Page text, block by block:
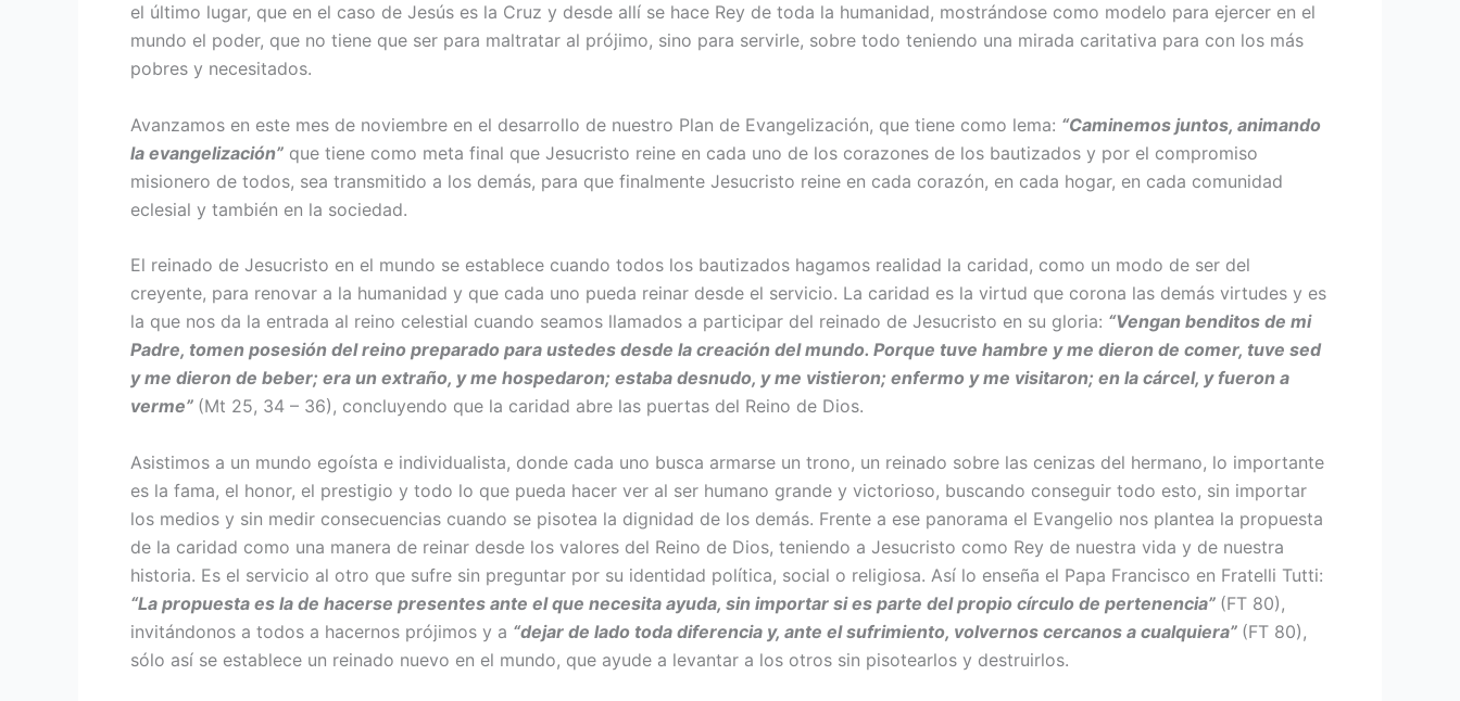
el último lugar, que en el caso de Jesús es la Cruz y desde allí se hace Rey de toda la humanidad, mostrándose como modelo para ejercer en el
mundo el poder, que no tiene que ser para maltratar al prójimo, sino para servirle, sobre todo teniendo una mirada caritativa para con los más
pobres y necesitados.
Avanzamos en este mes de noviembre en el desarrollo de nuestro Plan de Evangelización, que tiene como lema: “Caminemos juntos, animando
la evangelización” que tiene como meta final que Jesucristo reine en cada uno de los corazones de los bautizados y por el compromiso
misionero de todos, sea transmitido a los demás, para que finalmente Jesucristo reine en cada corazón, en cada hogar, en cada comunidad
eclesial y también en la sociedad.
El reinado de Jesucristo en el mundo se establece cuando todos los bautizados hagamos realidad la caridad, como un modo de ser del
creyente, para renovar a la humanidad y que cada uno pueda reinar desde el servicio. La caridad es la virtud que corona las demás virtudes y es
la que nos da la entrada al reino celestial cuando seamos llamados a participar del reinado de Jesucristo en su gloria: “Vengan benditos de mi
Padre, tomen posesión del reino preparado para ustedes desde la creación del mundo. Porque tuve hambre y me dieron de comer, tuve sed
y me dieron de beber; era un extraño, y me hospedaron; estaba desnudo, y me vistieron; enfermo y me visitaron; en la cárcel, y fueron a
verme” (Mt 25, 34 – 36), concluyendo que la caridad abre las puertas del Reino de Dios.
Asistimos a un mundo egoísta e individualista, donde cada uno busca armarse un trono, un reinado sobre las cenizas del hermano, lo importante
es la fama, el honor, el prestigio y todo lo que pueda hacer ver al ser humano grande y victorioso, buscando conseguir todo esto, sin importar
los medios y sin medir consecuencias cuando se pisotea la dignidad de los demás. Frente a ese panorama el Evangelio nos plantea la propuesta
de la caridad como una manera de reinar desde los valores del Reino de Dios, teniendo a Jesucristo como Rey de nuestra vida y de nuestra
historia. Es el servicio al otro que sufre sin preguntar por su identidad política, social o religiosa. Así lo enseña el Papa Francisco en Fratelli Tutti:
“La propuesta es la de hacerse presentes ante el que necesita ayuda, sin importar si es parte del propio círculo de pertenencia” (FT 80),
invitándonos a todos a hacernos prójimos y a “dejar de lado toda diferencia y, ante el sufrimiento, volvernos cercanos a cualquiera” (FT 80),
sólo así se establece un reinado nuevo en el mundo, que ayude a levantar a los otros sin pisotearlos y destruirlos.